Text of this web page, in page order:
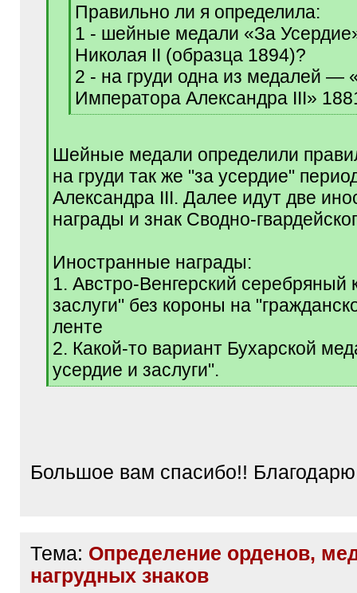
Правильно ли я определила:
1 - шейные медали «За
Николая II (образца 1894)?
2 - на груди одна из медалей —
Императора Александра III»
[
q
]
Шейные медали определили
на груди так же "за усердие"
Александра III. Далее идут две
награды и знак Сводно-
Иностранные награды:
1. Австро-Венгерский серебряный
заслуги" без короны на
ленте
2. Какой-то вариант Бухарской
усердие и заслуги".
[
Большое вам спасибо!!
Тема: Определение орденов,
нагрудных знаков